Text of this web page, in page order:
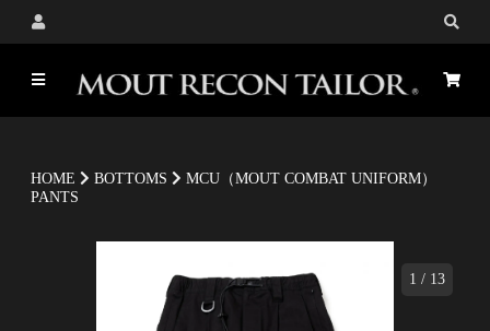
HOME BOTTOMS
MCU（MOUT COMBAT UNIFORM）
PANTS
1 / 13